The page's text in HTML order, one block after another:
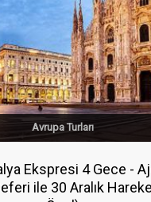
Avrupa Turları
Ekspresi 4 Gece -
ile 30 Aralık